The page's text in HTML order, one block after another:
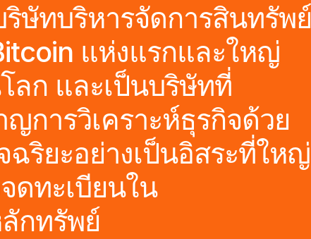
ริษัทบริหารจัดการสินทรัพย์
แห่งแรกและใหญ่
ลก และเป็นบริษัทที่
ญการวิเคราะห์ธุรกิจด้วย
ฉริยะอย่างเป็นอิสระที่ใหญ่
ดทะเบียนใน
กทรัพย์